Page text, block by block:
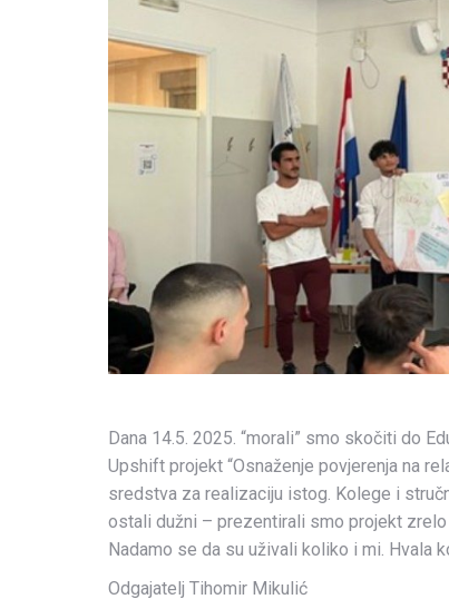
Dana 14.5. 2025. “morali” smo skočiti do
Upshift projekt “Osnaženje povjerenja na
sredstva za realizaciju istog. Kolege i
ostali dužni – prezentirali smo projekt
Nadamo se da su uživali koliko i mi. Hvala
Odgajatelj Tihomir Mikulić